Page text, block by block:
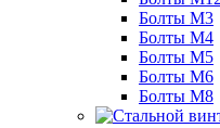
Болты М3
Болты М4
Болты М5
Болты М6
Болты М8